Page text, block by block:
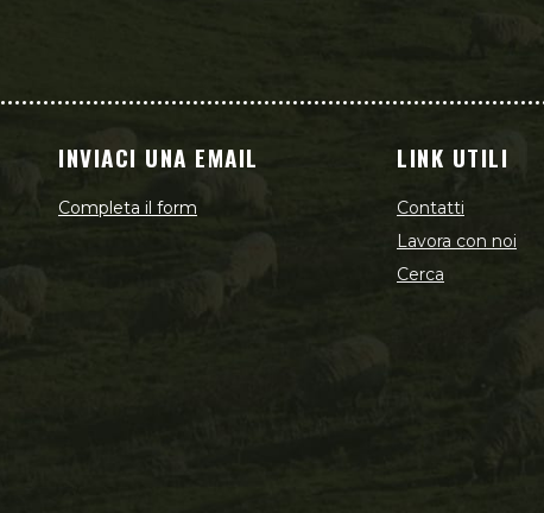
INVIACI UNA EMAIL
Completa il form
LINK UTILI
Contatti
Lavora con noi
Cerca